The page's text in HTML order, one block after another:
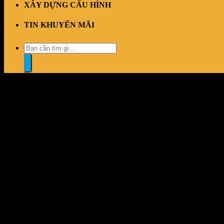
XÂY DỰNG CẤU HÌNH
TIN KHUYẾN MÃI
Tìm
kiếm: